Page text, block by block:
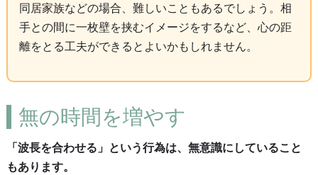
同居家族などの場合、難しいこともあるでしょう。相
手との間に一枚壁を挟むイメージをするなど、心の距
離をとる工夫ができるとよいかもしれません。
無の時間を増やす
「波長を合わせる」という行為は、無意識にしていること
もあります。